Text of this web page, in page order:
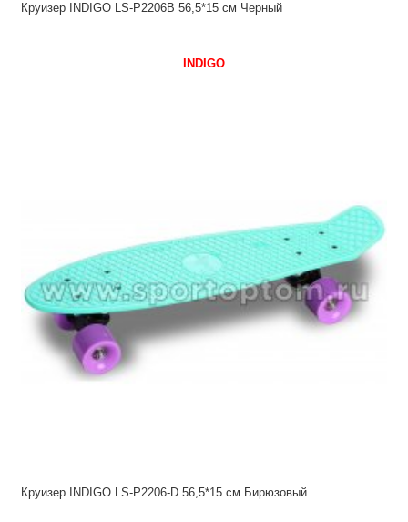
Круизер INDIGO LS-P2206B 56,5*15 см Черный
INDIGO
Круизер INDIGO LS-P2206-D 56,5*15 см Бирюзовый